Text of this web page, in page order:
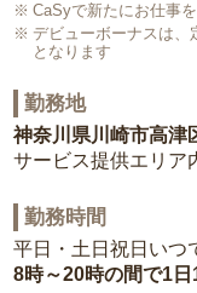
CaSyで新たにお仕事
デビューボーナスは、
となります
勤務地
神奈川県川崎市高津
サービス提供エリア
勤務時間
平日・土日祝日いつ
8時～20時の間で1日